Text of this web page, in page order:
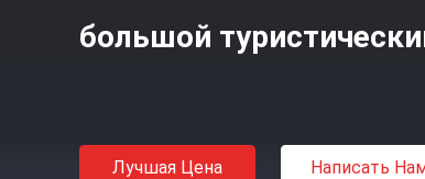
большой
Лучшая Цена Написать